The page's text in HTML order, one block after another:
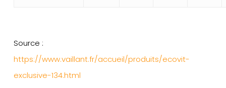
Source :
https://www.vaillant.fr/accueil/produits/ecovit-
exclusive-134.html